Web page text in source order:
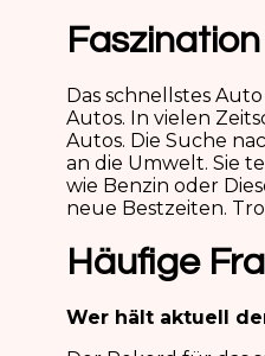
Das schnellstes
Autos. In vielen
Autos. Die Suche
an die Umwelt. Sie
wie Benzin oder
neue Bestzeiten.
Häufige
Wer hält aktuell